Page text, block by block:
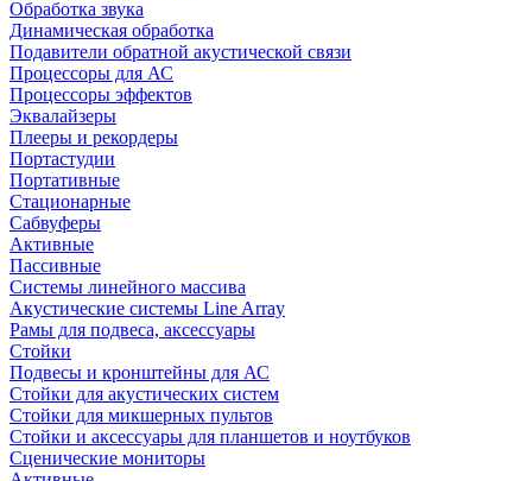
Обработка звука
Динамическая обработка
Подавители обратной акустической связи
Процессоры для АС
Процессоры эффектов
Эквалайзеры
Плееры и рекордеры
Портастудии
Портативные
Стационарные
Сабвуферы
Активные
Пассивные
Системы линейного массива
Акустические системы Line Array
Рамы для подвеса, аксессуары
Стойки
Подвесы и кронштейны для АС
Стойки для акустических систем
Стойки для микшерных пультов
Стойки и аксессуары для планшетов и ноутбуков
Сценические мониторы